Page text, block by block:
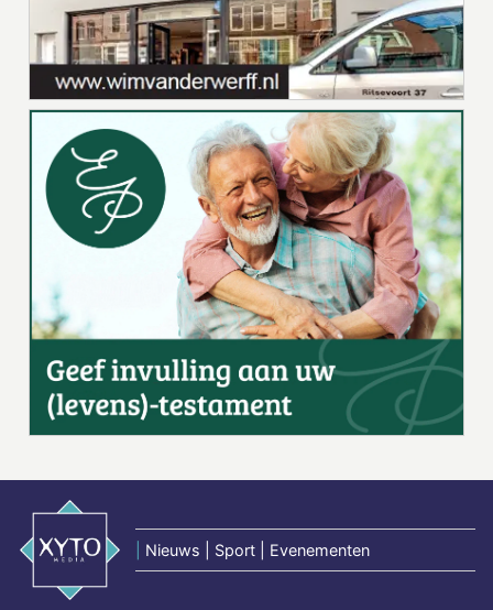
Nieuws | Sport | Evenementen